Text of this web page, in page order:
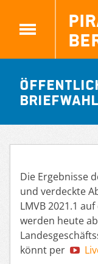
Briefwahl
Die Ergebnisse
und verdeckte
LMVB 2021.1
werden heute
könnt per